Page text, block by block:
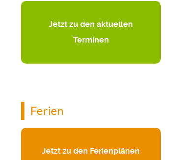
Jetzt zu den aktuellen
Terminen
Ferien
Jetzt zu den Ferienplänen